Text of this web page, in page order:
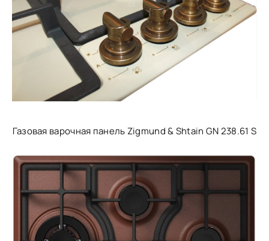
Газовая варочная панель Zigmund & Shtain GN 238.61 S